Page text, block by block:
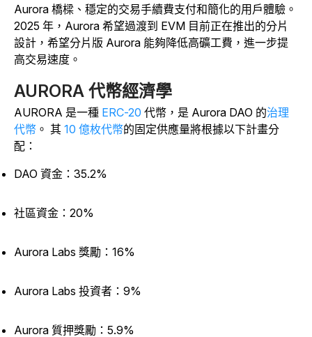
Aurora 橋樑、穩定的交易手續費支付和簡化的用戶體驗。
2025 年，Aurora 希望過渡到 EVM 目前正在推出的分片
設計，希望分片版 Aurora 能夠降低高礦工費，進一步提
高交易速度。
AURORA 代幣經濟學
AURORA 是一種 ERC-20 代幣，是 Aurora DAO 的治理
代幣 。 其 10 億枚代幣的固定供應量將根據以下計畫分
配：
DAO 資金：35.2%
社區資金：20%
Aurora Labs 獎勵：16%
Aurora Labs 投資者：9%
Aurora 質押獎勵：5.9%